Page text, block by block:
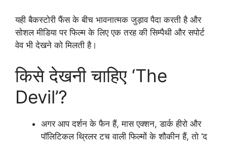
यही बैकस्टोरी फैंस के बीच भावनात्मक जुड़ाव पैदा करती है और
सोशल मीडिया पर फिल्म के लिए एक तरह की सिम्पैथी और सपोर्ट
वेव भी देखने को मिलती है।
किसे देखनी चाहिए ‘The
Devil’?
अगर आप दर्शन के फैन हैं, मास एक्शन, डार्क हीरो और
पॉलिटिकल थ्रिलर टच वाली फिल्मों के शौकीन हैं, तो ‘द